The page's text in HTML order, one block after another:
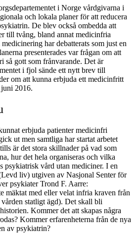
i Norge vårdgivarna i
och lokala planer för att reducera
De blev också ombedda att
till tvång, bland annat medicinfria
har debatterats som just en
presenterades var frågan om att
så gott som frånvarande. Det är
i fjol sände ett nytt brev till
om att kunna erbjuda ett medicinfritt
2016.
erbjuda patienter medicinfri
ut men samtliga har startat arbetet
är det stora skillnader på vad som
hur det hela organiseras och vilka
psykiatrisk vård utan mediciner. I en
liv) utgiven av Nasjonal Senter för
psykiater Trond F. Aarre:
mäktat med eller velat infria kraven från
statligt ägd). Det skall bli
Kommer det att skapas några
Kommer erfarenheterna från de nya
av psykiatrin?